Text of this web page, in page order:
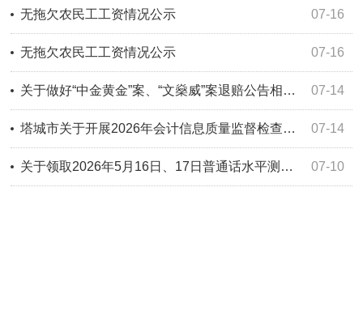
07-16
无拖欠农民工工资情况公示
07-16
无拖欠农民工工资情况公示
07-14
关于做好“中金黄金”案、“文燊威”案退赔公告相关工作的通知公告
07-14
塔城市关于开展2026年会计信息质量监督检查查前公示
07-10
关于领取2026年5月16日、17日普通话水平测试等级证书的公告